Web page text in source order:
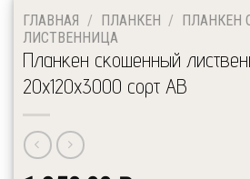
ГЛАВНАЯ / ПЛАНКЕН / ПЛАНКЕН
ЛИСТВЕННИЦА
Планкен скошенный
20x120x3000 сорт АВ